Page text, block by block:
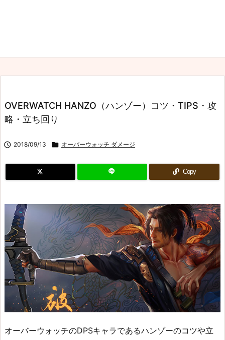
OVERWATCH HANZO（ハンゾー）コツ・TIPS・攻
略・立ち回り
 2018/09/13  オーバーウォッチ ダメージ
Copy
オーバーウォッチのDPSキャラであるハンゾーのコツや立